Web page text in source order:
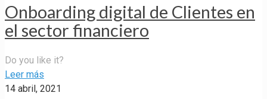
Onboarding digital de Clientes en
el sector financiero
Do you like it?
Leer más
14 abril, 2021